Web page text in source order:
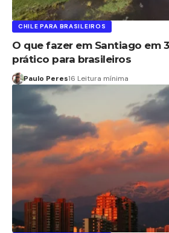
CHILE PARA BRASILEIROS
O que fazer em Santiago em
prático para brasileiros
Paulo Peres16 Leitura mínima